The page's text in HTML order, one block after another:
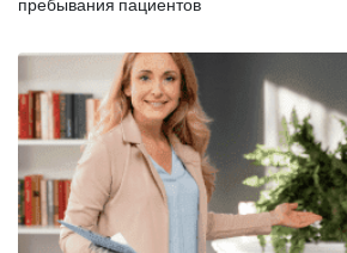
пребывания пациентов